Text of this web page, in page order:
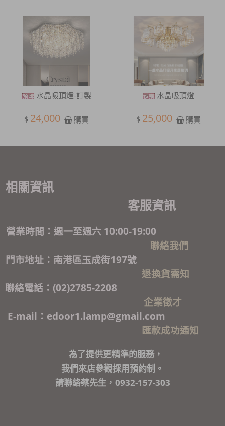
水晶吸頂燈-訂製
$ 24,000 購買
水晶吸頂燈
$ 25,000 購買
相關資訊
客服資訊
營業時間：週一至週六 10:00-19:00
聯絡我們
門市地址：南港區玉成街197號
退換貨需知
聯絡電話：(02)2785-2208
企業徵才
E-mail：edoor1.lamp@gmail.com
匯款成功通知
為了提供更精準的服務，
我們來店參觀採用預約制。
請聯絡蔡先生，0932-157-303